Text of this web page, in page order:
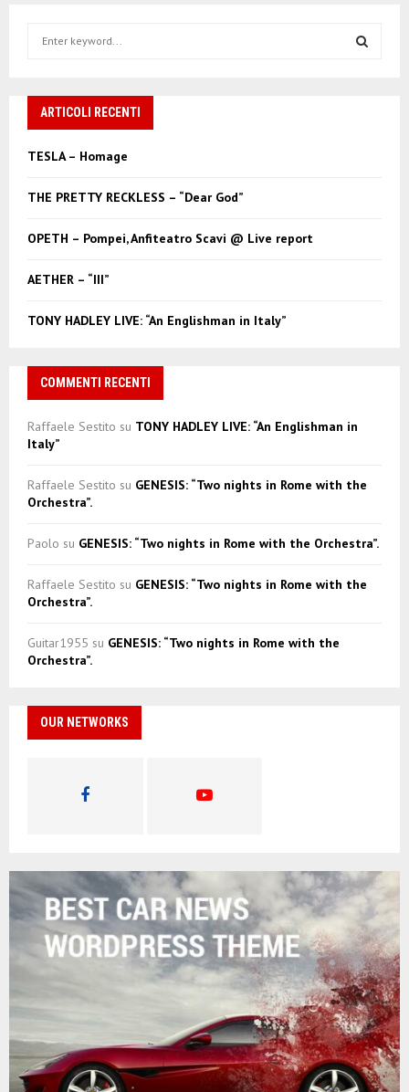
h
o
ARTICOLI RECENTI
TESLA – Homage
THE PRETTY RECKLESS – “Dear God”
OPETH – Pompei, Anfiteatro Scavi @ Live report
AETHER – “III”
TONY HADLEY LIVE: “An Englishman in Italy”
COMMENTI RECENTI
Raffaele Sestito su TONY HADLEY LIVE: “An Englishman in
Italy”
Raffaele Sestito su GENESIS: “Two nights in Rome with the
Orchestra”.
Paolo su GENESIS: “Two nights in Rome with the Orchestra”.
Raffaele Sestito su GENESIS: “Two nights in Rome with the
Orchestra”.
Guitar1955 su GENESIS: “Two nights in Rome with the
Orchestra”.
OUR NETWORKS